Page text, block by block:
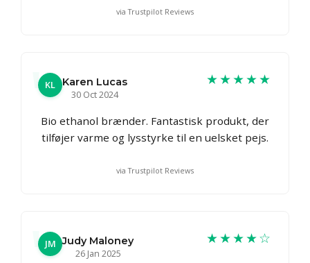
via Trustpilot Reviews
KL
Karen Lucas
30 Oct 2024
★★★★★
Bio ethanol brænder. Fantastisk produkt, der
tilføjer varme og lysstyrke til en uelsket pejs.
via Trustpilot Reviews
JM Judy Maloney
26 Jan 2025
★★★★☆